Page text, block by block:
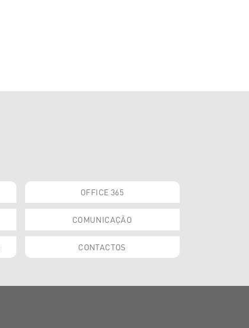
OFFICE 365
COMUNICAÇÃO
CONTACTOS